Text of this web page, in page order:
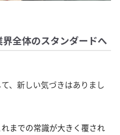
全体のスタンダードへ
、新しい気づきはありまし
れまでの常識が大きく覆され